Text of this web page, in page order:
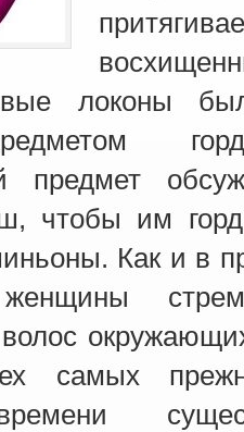
локоны
предмет
чтобы им
Как и в
волос
самых